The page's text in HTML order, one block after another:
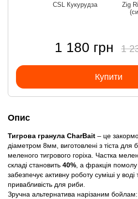
CSL Кукурудза
Zig
1 180 грн 1
Купити
Опис
Тигрова гранула CharBait – це
діаметром 8мм, виготовлені з тіста для
меленого тигрового горіха. Частка
складі становить 40% , а фракція
забезпечує активну роботу суміші у
привабливість для риби.
Зручна альтернатива нарізаним